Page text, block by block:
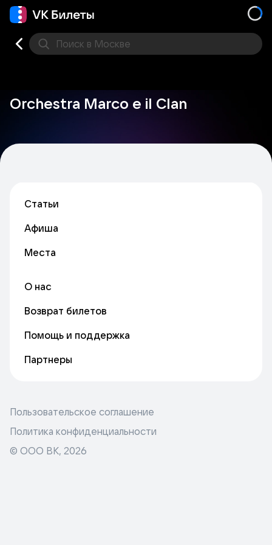
Поиск в Москве
Orchestra Marco e il Clan
Статьи
Афиша
Места
О нас
Возврат билетов
Помощь и поддержка
Партнеры
Пользовательское соглашение
Политика конфиденциальности
© ООО ВК, 2026